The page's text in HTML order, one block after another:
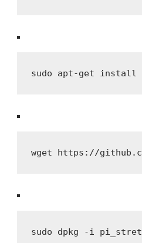
sudo apt-get install
wget https://
sudo dpkg -i